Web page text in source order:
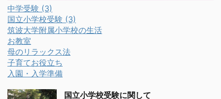
中学受験 (3)
国立小学校受験 (3)
筑波大学附属小学校の生活
お教室
母のリラックス法
子育てお役立ち
入園・入学準備
国立小学校受験に関して